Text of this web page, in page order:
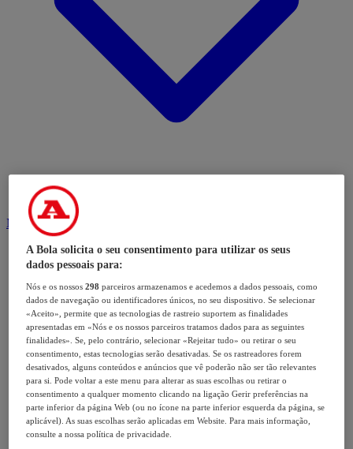
Modalidades
A Bola solicita o seu consentimento para utilizar os seus
dados pessoais para:
Nós e os nossos298 parceiros armazenamos e acedemos a dados pessoais, como
dados de navegação ou identificadores únicos, no seu dispositivo. Se selecionar
«Aceito», permite que as tecnologias de rastreio suportem as finalidades
apresentadas em «Nós e os nossos parceiros tratamos dados para as seguintes
finalidades». Se, pelo contrário, selecionar «Rejeitar tudo» ou retirar o seu
consentimento, estas tecnologias serão desativadas. Se os rastreadores forem
desativados, alguns conteúdos e anúncios que vê poderão não ser tão relevantes
para si. Pode voltar a este menu para alterar as suas escolhas ou retirar o
consentimento a qualquer momento clicando na ligação Gerir preferências na
parte inferior da página Web (ou no ícone na parte inferior esquerda da página, se
aplicável). As suas escolhas serão aplicadas em Website. Para mais informação,
consulte a nossa política de privacidade.